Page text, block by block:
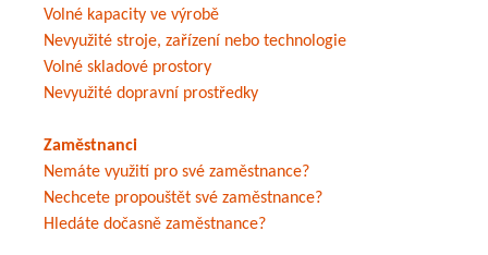
Volné kapacity ve výrobě
Nevyužité stroje, zařízení nebo technologie
Volné skladové prostory
Nevyužité dopravní prostředky
Zaměstnanci
Nemáte využití pro své zaměstnance?
Nechcete propouštět své zaměstnance?
Hledáte dočasně zaměstnance?